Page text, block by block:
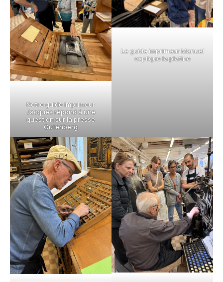
Notre guide imprimeur
Jacques répond à une
question sur la presse
Gutenberg
Le guide imprimeur Manuel
explique la platine